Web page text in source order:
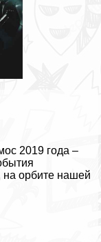
2019 года –
на орбите нашей